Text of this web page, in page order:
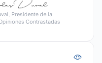
Presidente de la
Contrastadas